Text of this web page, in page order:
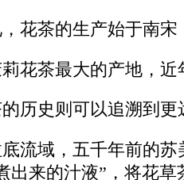
花茶的生产始于南宋
花茶最大的产地，近
历史则可以追溯到更
流域，五千年前的
出来的汁液”，将花